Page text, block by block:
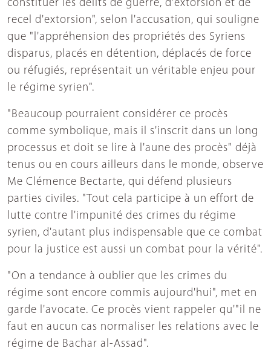
constituer les délits de guerre, d'extorsion et de
recel d'extorsion", selon l'accusation, qui souligne
que "l'appréhension des propriétés des Syriens
disparus, placés en détention, déplacés de force
ou réfugiés, représentait un véritable enjeu pour
le régime syrien".
"Beaucoup pourraient considérer ce procès
comme symbolique, mais il s'inscrit dans un long
processus et doit se lire à l'aune des procès" déjà
tenus ou en cours ailleurs dans le monde, observe
Me Clémence Bectarte, qui défend plusieurs
parties civiles. "Tout cela participe à un effort de
lutte contre l'impunité des crimes du régime
syrien, d'autant plus indispensable que ce combat
pour la justice est aussi un combat pour la vérité".
"On a tendance à oublier que les crimes du
régime sont encore commis aujourd'hui", met en
garde l'avocate. Ce procès vient rappeler qu'"il ne
faut en aucun cas normaliser les relations avec le
régime de Bachar al-Assad".